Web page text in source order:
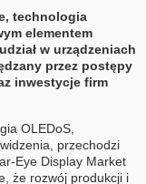
technologia
elementem
w urządzeniach
przez postępy
inwestycje firm
OLEDoS,
przechodzi
Eye Display Market
że rozwój produkcji i